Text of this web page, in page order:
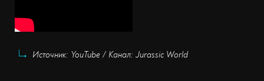
Источник: YouTube / Канал: Jurassic World